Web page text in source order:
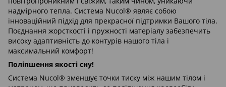
надмірного тепла. Система Nucol® являє собою
інноваційний підхід для прекрасної підтримки Вашого тіла.
Поєднання жорсткості і пружності матеріалу забезпечить
високу адаптивність до контурів нашого тіла і
максимальний комфорт!
Поліпшення якості сну!
Система Nucol® зменшує точки тиску між нашим тілом і